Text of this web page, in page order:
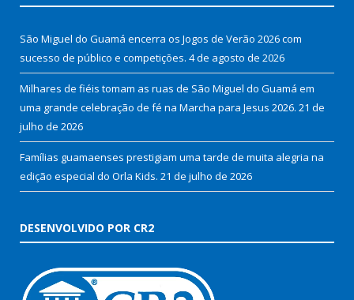
São Miguel do Guamá encerra os Jogos de Verão 2026 com
sucesso de público e competições. 4 de agosto de 2026
Milhares de fiéis tomam as ruas de São Miguel do Guamá em
uma grande celebração de fé na Marcha para Jesus 2026. 21 de
julho de 2026
Famílias guamaenses prestigiam uma tarde de muita alegria na
edição especial do Orla Kids. 21 de julho de 2026
DESENVOLVIDO POR CR2